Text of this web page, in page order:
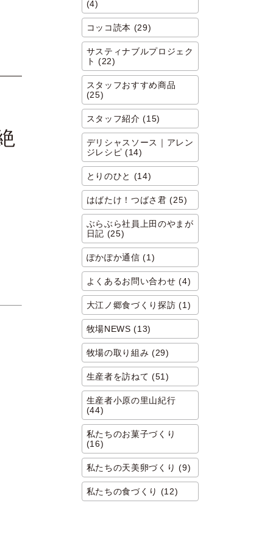
(4)
コッコ読本 (29)
サスティナブルプロジェク
ト (22)
スタッフおすすめ商品
(25)
スタッフ紹介 (15)
デリシャスソース｜アレン
ジレシピ (14)
とりのひと (14)
はばたけ！つばさ君 (25)
ぶらぶら社員上田のやまが
日記 (25)
ぽかぽか通信 (1)
よくあるお問い合わせ (4)
大江ノ郷食づくり探訪 (1)
牧場NEWS (13)
牧場の取り組み (29)
生産者を訪ねて (51)
生産者小原の里山紀行
(44)
私たちのお菓子づくり
(16)
私たちの天美卵づくり (9)
私たちの食づくり (12)